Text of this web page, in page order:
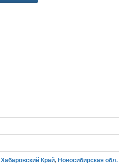
Хабаровский Край,Новосибирская обл.